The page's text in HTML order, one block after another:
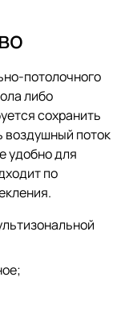
потолочного
либо
сохранить
воздушный поток
удобно для
по